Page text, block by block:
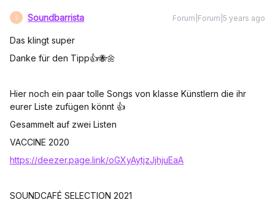
S Soundbarrista Forum|Forum|5 years ago
Das klingt super
Danke für den Tipp👍🐝🌼
Hier noch ein paar tolle Songs von klasse Künstlern die ihr
eurer Liste zufügen könnt 👍
Gesammelt auf zwei Listen
VACCINE 2020
https://deezer.page.link/oGXyAytjzJjhjuEaA
SOUNDCAFÉ SELECTION 2021